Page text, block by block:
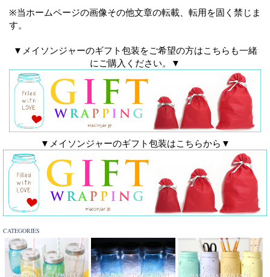
※当ホームページの画像その他文章の転載、転用を固く禁じま
す。
▼メイソンジャーのギフト包装をご希望の方はこちらも一緒
にご購入ください。▼
▼メイソンジャーのギフト包装はこちらから▼
CATEGORIES